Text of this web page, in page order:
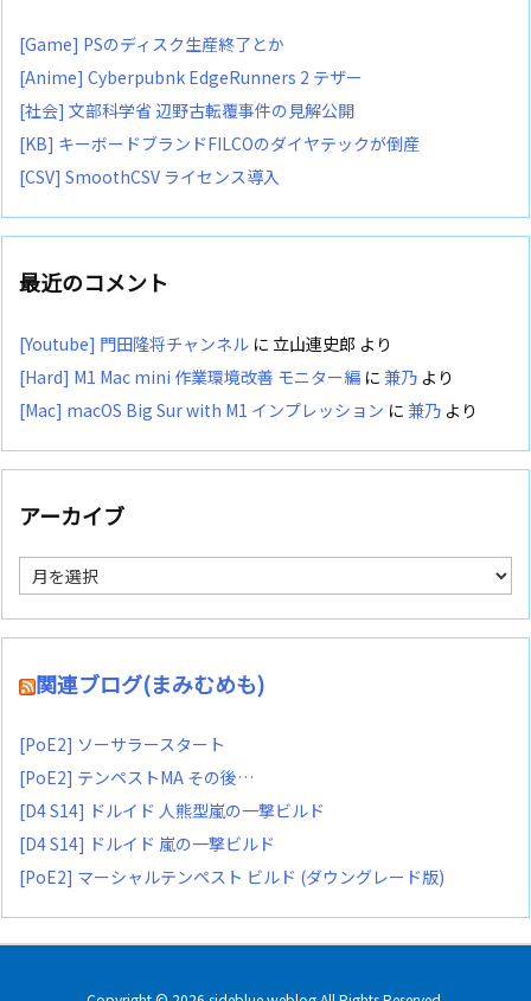
[Game] PSのディスク生産終了とか
[Anime] Cyberpubnk EdgeRunners 2 テザー
[社会] 文部科学省 辺野古転覆事件の見解公開
[KB] キーボードブランドFILCOのダイヤテックが倒産
[CSV] SmoothCSV ライセンス導入
最近のコメント
[Youtube] 門田隆将チャンネル に 立山連史郎 より
[Hard] M1 Mac mini 作業環境改善 モニター編 に 兼乃 より
[Mac] macOS Big Sur with M1 インプレッション に 兼乃 より
アーカイブ
ア
ー
カ
イ
関連ブログ(まみむめも)
[PoE2] ソーサラースタート
[PoE2] テンペストMA その後…
[D4 S14] ドルイド 人熊型嵐の一撃ビルド
[D4 S14] ドルイド 嵐の一撃ビルド
[PoE2] マーシャルテンペスト ビルド (ダウングレード版)